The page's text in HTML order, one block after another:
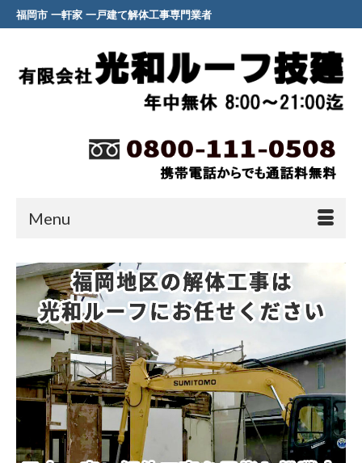
福岡市 一軒家 一戸建て解体工事専門業者
Menu